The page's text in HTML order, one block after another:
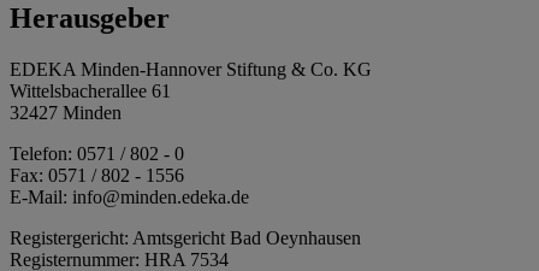
Herausgeber
EDEKA Minden-Hannover Stiftung & Co. KG
Wittelsbacherallee 61
32427 Minden
Telefon: 0571 / 802 - 0
Fax: 0571 / 802 - 1556
E-Mail: info@minden.edeka.de
Registergericht: Amtsgericht Bad Oeynhausen
Registernummer: HRA 7534